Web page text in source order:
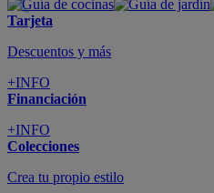
Tarjeta
Descuentos y más
+INFO
Financiación
+INFO
Colecciones
Crea tu propio estilo